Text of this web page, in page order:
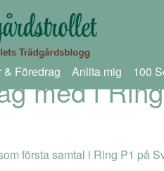
& Föredrag Anlita mig 100
med i
första samtal i Ring P1 på